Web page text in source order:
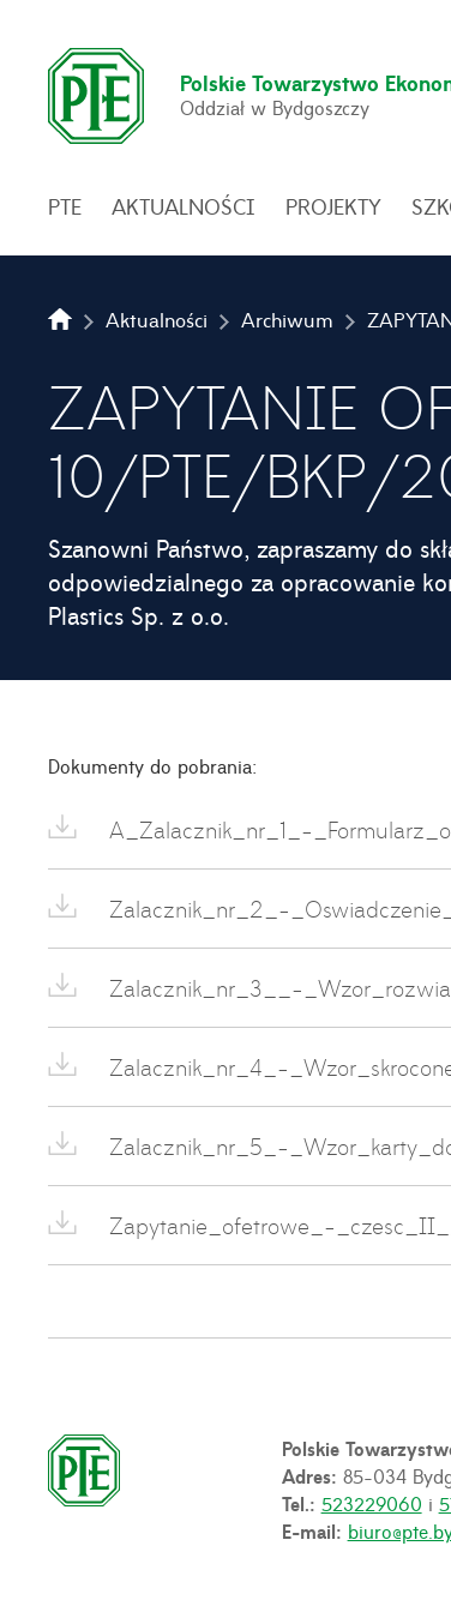
Polskie Towarzystwo
Oddział w Bydgoszczy
PTE AKTUALNOŚCI PROJEKTY
Aktualności Archiwum
ZAPYTANIE
10/PTE/BKP/
Szanowni Państwo, zapraszamy do
odpowiedzialnego za opracowanie
Plastics Sp. z o.o.
Dokumenty do pobrania:
A_Zalacznik_nr_1_-
Zalacznik_nr_2_-
Zalacznik_nr_3__-
Zalacznik_nr_4_-
Zalacznik_nr_5_-
Zapytanie_ofetrowe_-
Polskie
Adres: 85-034
Tel.: 523229060 i
E-mail: